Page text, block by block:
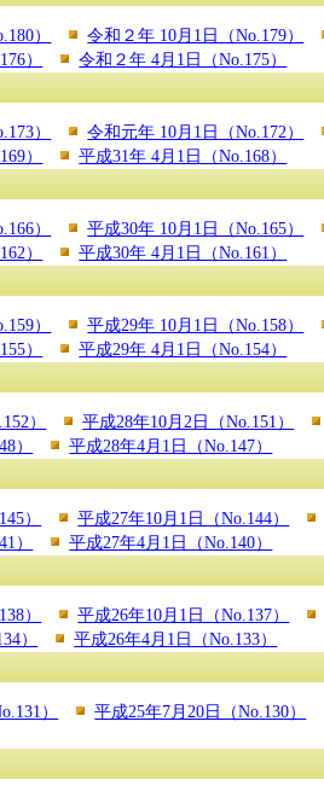
） 令和２年 10月1日（No.179）
） 令和２年 4月1日（No.175）
） 令和元年 10月1日（No.172）
） 平成31年 4月1日（No.168）
） 平成30年 10月1日（No.165）
） 平成30年 4月1日（No.161）
） 平成29年 10月1日（No.158）
） 平成29年 4月1日（No.154）
） 平成28年10月2日（No.151）
） 平成28年4月1日（No.147）
） 平成27年10月1日（No.144）
） 平成27年4月1日（No.140）
） 平成26年10月1日（No.137）
） 平成26年4月1日（No.133）
） 平成25年7月20日（No.130）